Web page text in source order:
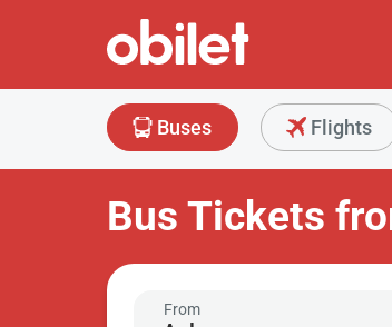
Buses Flights
Bus Tickets
From